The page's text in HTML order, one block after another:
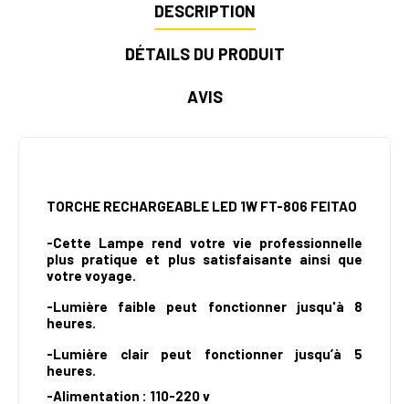
DESCRIPTION
DÉTAILS DU PRODUIT
AVIS
TORCHE RECHARGEABLE LED 1W FT-806 FEITAO
-Cette Lampe rend votre vie professionnelle
plus pratique et plus satisfaisante ainsi que
votre voyage.
-Lumière faible peut fonctionner jusqu'à 8
heures.
-Lumière clair peut fonctionner jusqu’à 5
heures.
-Alimentation : 110-220 v